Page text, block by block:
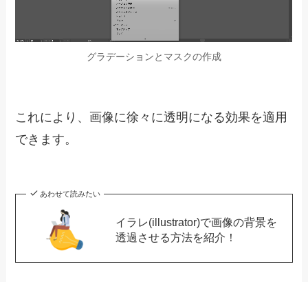
グラデーションとマスクの作成
これにより、画像に徐々に透明になる効果を適用
できます。
あわせて読みたい
イラレ(illustrator)で画像の背景を
透過させる方法を紹介！